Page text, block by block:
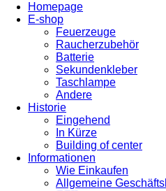
Homepage
E-shop
Feuerzeuge
Raucherzubehör
Batterie
Sekundenkleber
Taschlampe
Andere
Historie
Eingehend
In Kürze
Building of center
Informationen
Wie Einkaufen
Allgemeine